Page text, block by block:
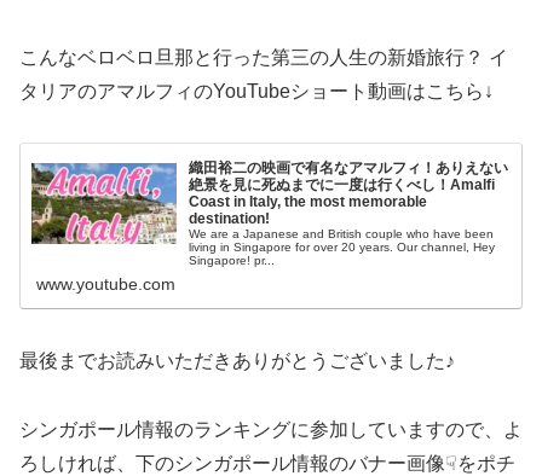
こんなベロベロ旦那と行った第三の人生の新婚旅行？ イ
タリアのアマルフィのYouTubeショート動画はこちら↓
織田裕二の映画で有名なアマルフィ！ありえない
絶景を見に死ぬまでに一度は行くべし！Amalfi
Coast in Italy, the most memorable
destination!
We are a Japanese and British couple who have been
living in Singapore for over 20 years. Our channel, Hey
Singapore! pr...
www.youtube.com
最後までお読みいただきありがとうございました♪
シンガポール情報のランキングに参加していますので、よ
ろしければ、下のシンガポール情報のバナー画像☟をポチ